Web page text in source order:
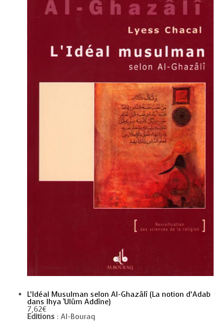
L’Idéal Musulman selon Al-Ghazâlî (La notion d’Adab
dans Ihya ‘Ulûm Addîne)
7,62€
Editions : Al-Bouraq